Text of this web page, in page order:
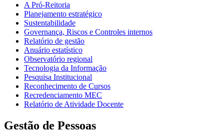
A Pró-Reitoria
Planejamento estratégico
Sustentabilidade
Governança, Riscos e Controles internos
Relatório de gestão
Anuário estatístico
Observatório regional
Tecnologia da Informação
Pesquisa Institucional
Reconhecimento de Cursos
Recredenciamento MEC
Relatório de Atividade Docente
Gestão de Pessoas